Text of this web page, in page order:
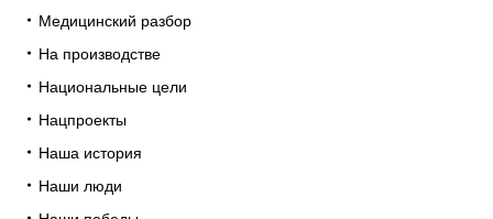
Медицинский разбор
На производстве
Национальные цели
Нацпроекты
Наша история
Наши люди